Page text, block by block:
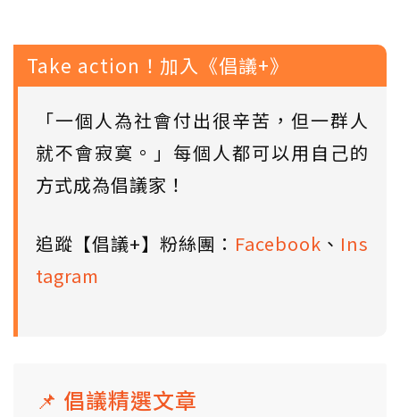
Take action！加入《倡議+》
「一個人為社會付出很辛苦，但一群人
就不會寂寞。」每個人都可以用自己的
方式成為倡議家！
追蹤【倡議+】粉絲團： Facebook 、 Ins
tagram
📌 倡議精選文章